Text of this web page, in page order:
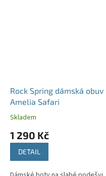
Rock Spring dámská obuv
Amelia Safari
Skladem
1 290 Kč
DETAIL